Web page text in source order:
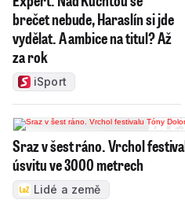
brečet nebude, Haraslín si jde
vydělat. A ambice na titul? Až
za rok
iSport
Sraz v šest ráno. Vrchol
úsvitu ve 3000 metrech
Lidé a země